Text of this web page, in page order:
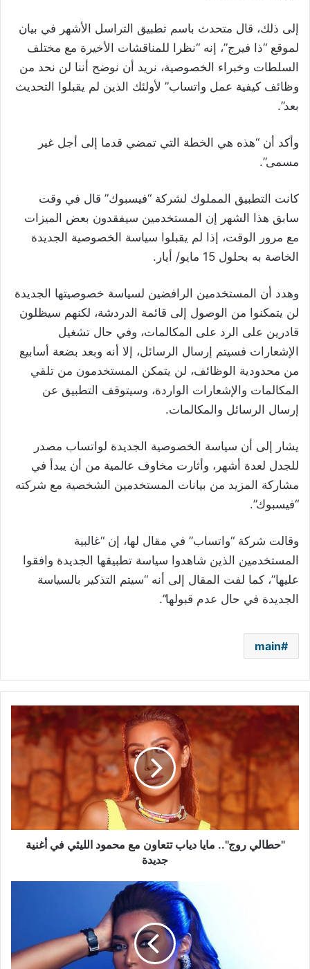
إلى ذلك، قال متحدث باسم تطبيق التراسل الأشهر في بيان
لموقع “ذا فيرج”، إنه “نظرا للمناقشات الأخيرة مع مختلف
السلطات وخبراء الخصوصية، نريد أن نوضح أننا لن نحد من
وظائف كيفية عمل واتساب” لأولئك الذين لم يقبلوا التحديث
بعد”.
وأكد أن “هذه هي الخطة التي تمضي قدما إلى أجل غير
مسمى”.
كانت التطبيق المملوك لشركة “فيسبوك” قال في وقت
سابق هذا الشهر إن المستخدمين سيفقدون بعض الميزات
مع مرور الوقت، إذا لم يقبلوا سياسة الخصوصية الجديدة
الخاصة به بحلول 15 مايو/ أيار.
وهدد أن المستخدمين الرافضين لسياسة خصوصيتها الجديدة
لن يتمكنوا من الوصول إلى قائمة الدردشة، لكنهم سيظلون
قادرين على الرد على المكالمات، وفي حال تشغيل
الإشعارات فسيتم إرسال الرسائل، إلا أنه وبعد بضعة أسابيع
من محدودية الوظائف، لن يتمكن المستخدمون من تلقي
المكالمات والإشعارات الواردة، وسيتوقف التطبيق عن
إرسال الرسائل والمكالمات.
يشار إلى أن سياسة الخصوصية الجديدة لواتساب مصدر
للجدل لعدة أشهر، وأثارت مخاوف عالمية من أن يبدأ في
مشاركة المزيد من بيانات المستخدمين الشخصية مع شركته
“فيسبوك”.
وقالت شركة “واتساب” في مقال لها، إن “غالبية
المستخدمين الذين شاهدوا سياسة تطبيقها الجديدة وافقوا
عليها”، كما لفت المقال إلى أنه “سيتم التذكير بالسياسة
الجديدة في حال عدم قبولها”.
main
"حطالي
مايا
دياب
محمود
الليثي
في
أغنية"حطالي روج".. مايا دياب تتعاون مع محمود الليثي في أغنية
جديدة